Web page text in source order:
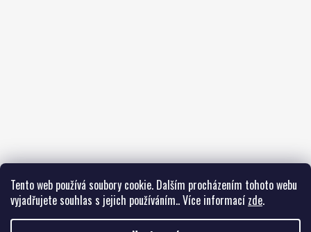
Tento web používá soubory cookie. Dalším procházením tohoto webu
vyjadřujete souhlas s jejich používáním.. Více informací zde.